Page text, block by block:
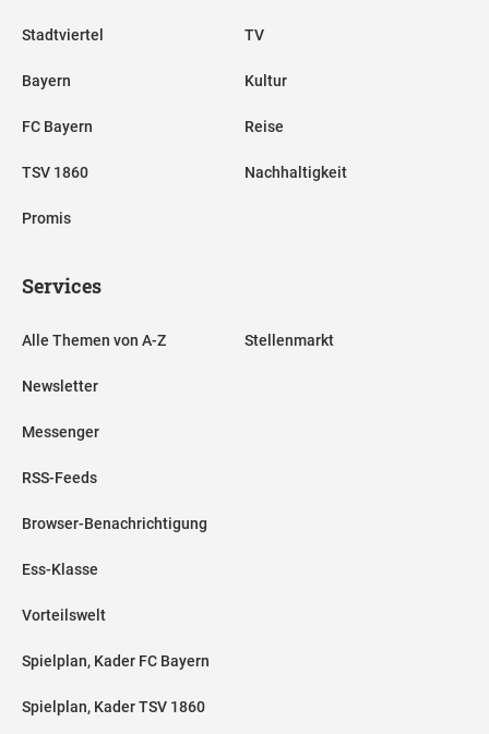
Stadtviertel
Bayern
FC Bayern
TSV 1860
Promis
TV
Kultur
Reise
Nachhaltigkeit
Services
Alle Themen von A-Z
Newsletter
Messenger
RSS-Feeds
Browser-Benachrichtigung
Ess-Klasse
Vorteilswelt
Spielplan, Kader FC Bayern
Spielplan, Kader TSV 1860
Stellenmarkt